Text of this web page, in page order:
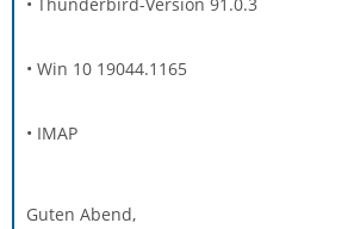
• Win 10 19044.1165
• IMAP
Guten Abend,